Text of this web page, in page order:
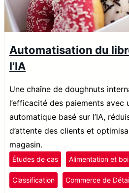
Automatisation du
l’IA
Une chaîne de doughnuts
l’efficacité des paiements avec
automatique basé sur l’IA,
d’attente des clients et
magasin.
Études de cas Alimentation et
Classification Commerce de